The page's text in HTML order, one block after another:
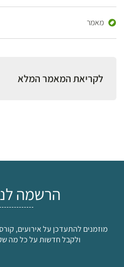
מאמר
לקריאת המאמר המלא
הרשמה
מוזמנים להתעדכן על אירועים,
ולקבל חדשות על כל מה